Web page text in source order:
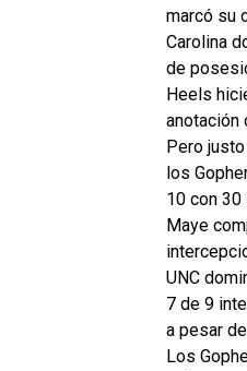
marcó su
Carolina
de
Heels
anotación
Pero
los
10 con
Maye
UNC
7 de 9
a pesar
Los